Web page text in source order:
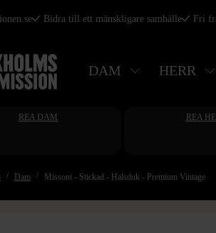
Bidra till ett mänskligare samhälle Fri
DAM HERR
REA DAM REA
Dam Missoni - Stickad - Halsduk - Premium Vintage